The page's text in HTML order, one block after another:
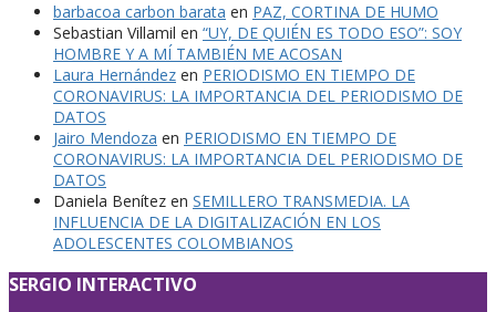
barbacoa carbon barata en PAZ, CORTINA DE HUMO
Sebastian Villamil en “UY, DE QUIÉN ES TODO ESO”: SOY
HOMBRE Y A MÍ TAMBIÉN ME ACOSAN
Laura Hernández en PERIODISMO EN TIEMPO DE
CORONAVIRUS: LA IMPORTANCIA DEL PERIODISMO DE
DATOS
Jairo Mendoza en PERIODISMO EN TIEMPO DE
CORONAVIRUS: LA IMPORTANCIA DEL PERIODISMO DE
DATOS
Daniela Benítez en SEMILLERO TRANSMEDIA. LA
INFLUENCIA DE LA DIGITALIZACIÓN EN LOS
ADOLESCENTES COLOMBIANOS
SERGIO INTERACTIVO